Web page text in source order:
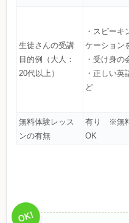
生徒さんの受講
目的例（大人：
20代以上）
・スピー
ケーション
・受け身の
・正しい
ど
無料体験レッス
ンの有無
有り ※無料
OK